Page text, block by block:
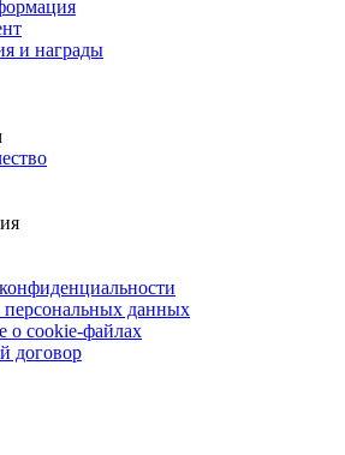
и награды
персональных данных
о cookie-файлах
договор